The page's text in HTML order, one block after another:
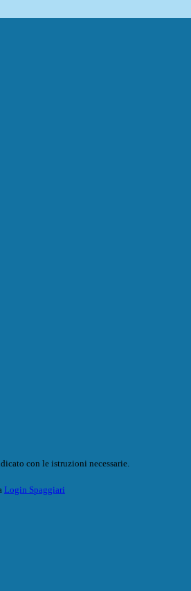
con le istruzioni necessarie.
Login Spaggiari